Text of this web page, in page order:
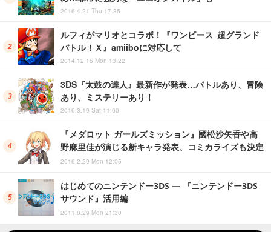
2016.4.21 Thu 17:35
ルフィがマリオとコラボ！『ワンピース 超グランド
バトル！Ｘ』amiiboに対応して
2014.12.15 Mon 13:22
3DS『太鼓の達人』最新作が発表…バトルあり、冒険
あり、ミステリーあり！
2016.3.19 Sat 11:00
『メダロット ガールズミッション』國松沙矢香や高
野麻里佳が演じる新キャラ発表、コミカライズも決定
2016.2.29 Mon 12:05
はじめてのニンテンドー3DS ― 『ニンテンドー3DS
サウンド』活用編
2011.8.29 Mon 21:30